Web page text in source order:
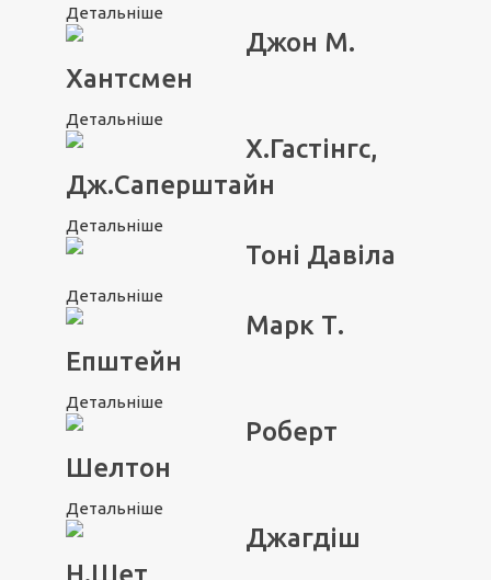
Детальніше
Джон М.
Хантсмен
Детальніше
Х.Гастінгс,
Дж.Саперштайн
Детальніше
Тоні Давіла
Детальніше
Марк Т.
Епштейн
Детальніше
Роберт
Шелтон
Детальніше
Джагдіш
Н.Шет